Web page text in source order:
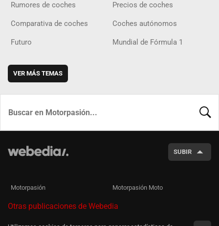
Rumores de coches Precios de coches
Comparativa de coches Coches autónomos
Futuro Mundial de Fórmula 1
VER MÁS TEMAS
SUBIR
Motorpasión Motorpasión Moto
Otras publicaciones de Webedia